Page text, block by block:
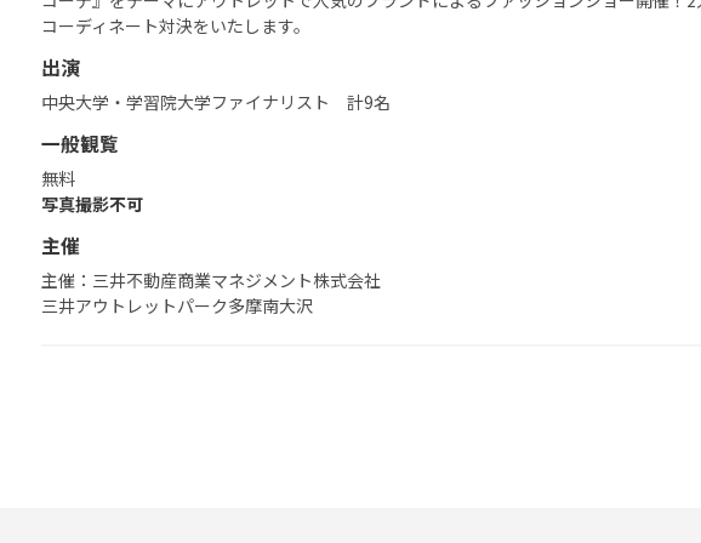
コーディネート対決をいたします。
出演
中央大学・学習院大学ファイナリスト 計9名
一般観覧
無料
写真撮影不可
主催
主催：三井不動産商業マネジメント株式会社
三井アウトレットパーク多摩南大沢